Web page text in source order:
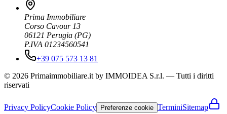
Prima Immobiliare
Corso Cavour 13
06121 Perugia (PG)
P.IVA 01234560541
+39 075 573 13 81
© 2026 Primaimmobiliare.it by IMMOIDEA S.r.l. — Tutti i diritti
riservati
Privacy PolicyCookie Policy Preferenze cookie TerminiSitemap